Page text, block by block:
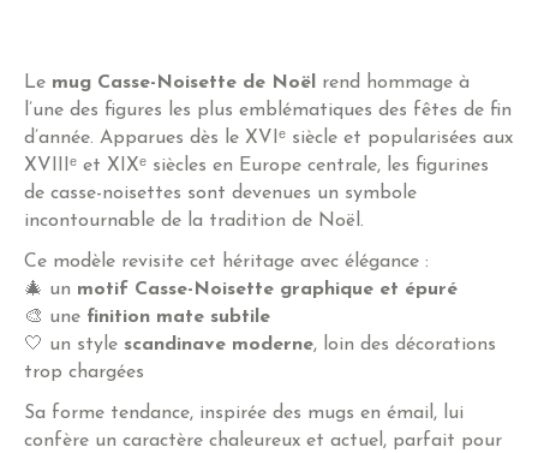
Le mug Casse-Noisette de Noël
rend hommage à
l’une des figures les plus emblématiques des fêtes de fin
d’année. Apparues dès le XVIᵉ siècle et popularisées aux
XVIIIᵉ et XIXᵉ siècles en Europe centrale, les figurines
de casse-noisettes sont devenues un symbole
incontournable de la tradition de Noël.
Ce modèle revisite cet héritage avec élégance :
🎄 un motif Casse-Noisette graphique et épuré
🎨 une finition mate subtile
🤍 un style scandinave moderne, loin des décorations
trop chargées
Sa forme tendance, inspirée des mugs en émail, lui
confère un caractère chaleureux et actuel, parfait pour